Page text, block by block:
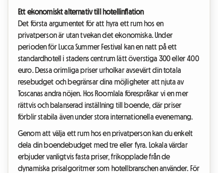
Ett ekonomiskt alternativ till hotellinflation
Det första argumentet för att hyra ett rum hos en
privatperson är utan tvekan det ekonomiska. Under
perioden för Lucca Summer Festival kan en natt på ett
standardhotell i stadens centrum lätt överstiga 300 eller 400
euro. Dessa orimliga priser urholkar avsevärt din totala
resebudget och begränsar dina möjligheter att njuta av
Toscanas andra nöjen. Hos Roomlala förespråkar vi en mer
rättvis och balanserad inställning till boende, där priser
förblir stabila även under stora internationella evenemang.
Genom att välja ett rum hos en privatperson kan du enkelt
dela din boendebudget med tre eller fyra. Lokala värdar
erbjuder vanligtvis fasta priser, frikopplade från de
dynamiska prisalgoritmer som hotellbranschen använder. För